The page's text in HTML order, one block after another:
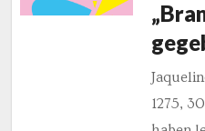
1275,